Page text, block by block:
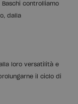
Baschi controlliamo
dalla
loro versatilità e
il ciclo di